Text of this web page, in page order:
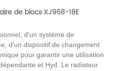
de blocs XJ968-18E
d'un système de
d'un dispositif de changement
pour garantir une utilisation
et Hyd. Le radiateur